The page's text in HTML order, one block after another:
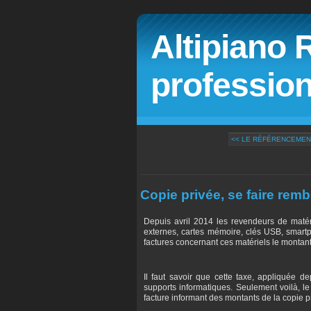
Altipiano
<< LE
Copie privée, se faire
Depuis avril 2014 les revendeurs de
externes, cartes mémoire, clés USB,
factures concernant ces matériels le
Il faut savoir que cette taxe, appliquée
supports informatiques. Seulement voilà,
facture informant des montants de la copie